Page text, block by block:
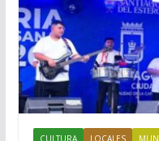
CULTURA LOCALES